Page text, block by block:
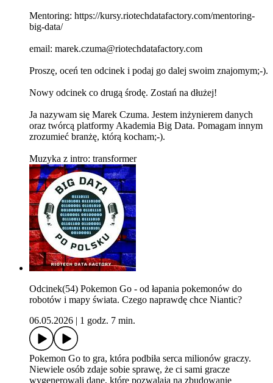
Mentoring: https://kursy.riotechdatafactory.com/mentoring-
big-data/
email: marek.czuma@riotechdatafactory.com
Proszę, oceń ten odcinek i podaj go dalej swoim znajomym;-).
Nowy odcinek co drugą środę. Zostań na dłużej!
Ja nazywam się Marek Czuma. Jestem inżynierem danych
oraz twórcą platformy Akademia Big Data. Pomagam innym
zrozumieć branżę, którą kocham;-).
Muzyka z intro: transformer
Odcinek(54) Pokemon Go - od łapania pokemonów do
robotów i mapy świata. Czego naprawdę chce Niantic?
06.05.2026
1 godz. 7 min.
Pokemon Go to gra, która podbiła serca milionów graczy.
Niewiele osób zdaje sobie sprawę, że ci sami gracze
wygenerowali dane, które pozwalają na zbudowanie